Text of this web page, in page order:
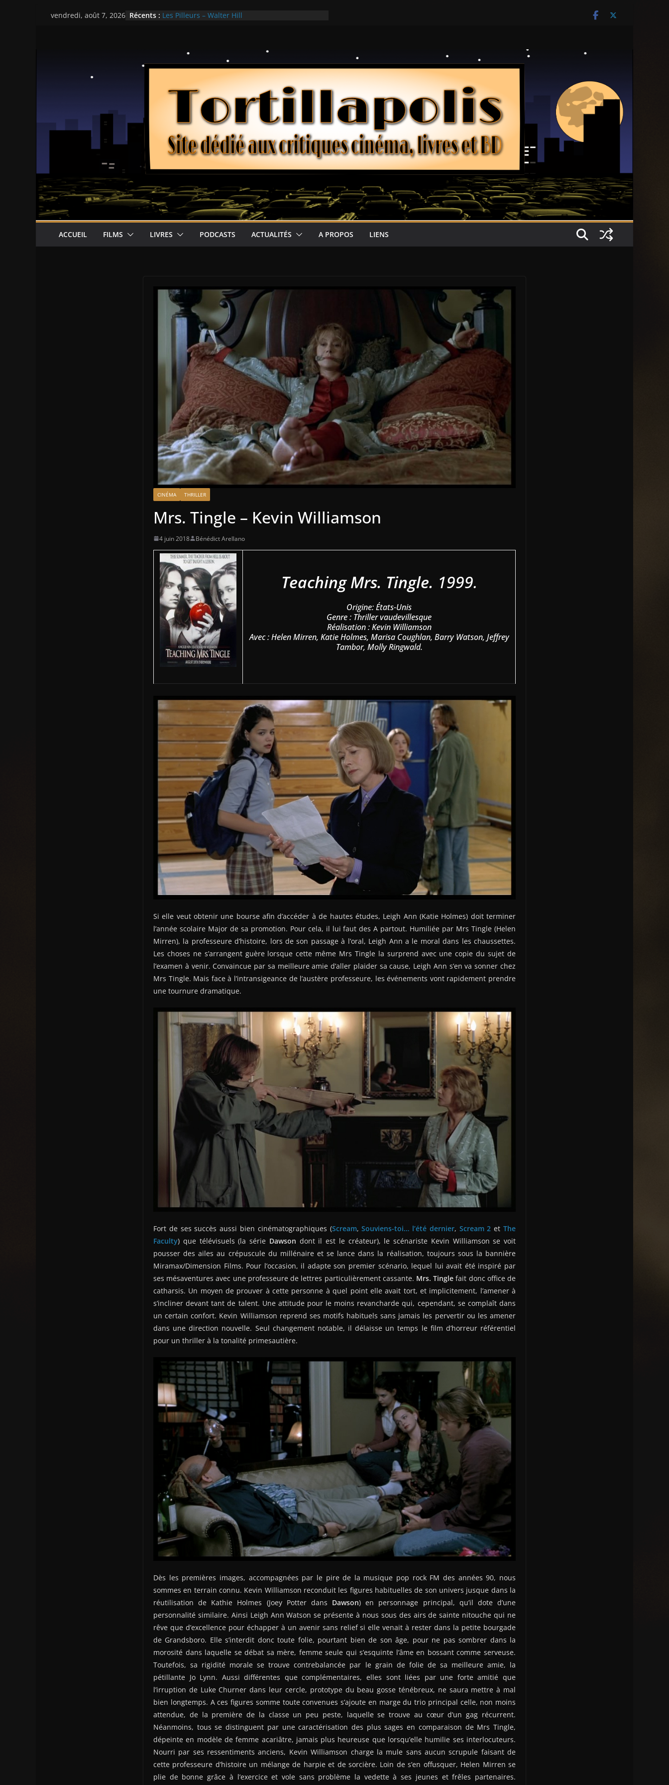
Passervendredi, août 7, 2026 Récents : Les Pilleurs – Walter Hill
Ça chauffe au lycée Ridgemont – Amy Heckerling
ACCUEIL FILMS LIVRES PODCASTS ACTUALITÉS A PROPOS LIENS
CINÉMA THRILLER
Mrs. Tingle – Kevin Williamson
4 juin 2018 Bénédict Arellano
Teaching Mrs. Tingle. 1999.
Origine: États-Unis
Genre : Thriller vaudevillesque
Réalisation : Kevin Williamson
Avec : Helen Mirren, Katie Holmes, Marisa Coughlan, Barry Watson, Jeffrey
Tambor, Molly Ringwald.
Si elle veut obtenir une bourse afin d’accéder à de hautes études, Leigh Ann (Katie Holmes) doit terminer
l’année scolaire Major de sa promotion. Pour cela, il lui faut des A partout. Humiliée par Mrs Tingle (Helen
Mirren), la professeure d’histoire, lors de son passage à l’oral, Leigh Ann a le moral dans les chaussettes.
Les choses ne s’arrangent guère lorsque cette même Mrs Tingle la surprend avec une copie du sujet de
l’examen à venir. Convaincue par sa meilleure amie d’aller plaider sa cause, Leigh Ann s’en va sonner chez
Mrs Tingle. Mais face à l’intransigeance de l’austère professeure, les événements vont rapidement prendre
une tournure dramatique.
Fort de ses succès aussi bien cinématographiques (Scream,Souviens-toi… l’été dernier, Scream 2 etThe
Faculty) que télévisuels (la série Dawson dont il est le créateur), le scénariste Kevin Williamson se voit
pousser des ailes au crépuscule du millénaire et se lance dans la réalisation, toujours sous la bannière
Miramax/Dimension Films. Pour l’occasion, il adapte son premier scénario, lequel lui avait été inspiré par
ses mésaventures avec une professeure de lettres particulièrement cassante. Mrs. Tingle fait donc office de
catharsis. Un moyen de prouver à cette personne à quel point elle avait tort, et implicitement, l’amener à
s’incliner devant tant de talent. Une attitude pour le moins revancharde qui, cependant, se complaît dans
un certain confort. Kevin Williamson reprend ses motifs habituels sans jamais les pervertir ou les amener
dans une direction nouvelle. Seul changement notable, il délaisse un temps le film d’horreur référentiel
pour un thriller à la tonalité primesautière.
Dès les premières images, accompagnées par le pire de la musique pop rock FM des années 90, nous
sommes en terrain connu. Kevin Williamson reconduit les figures habituelles de son univers jusque dans la
réutilisation de Kathie Holmes (Joey Potter dans Dawson) en personnage principal, qu’il dote d’une
personnalité similaire. Ainsi Leigh Ann Watson se présente à nous sous des airs de sainte nitouche qui ne
rêve que d’excellence pour échapper à un avenir sans relief si elle venait à rester dans la petite bourgade
de Grandsboro. Elle s’interdit donc toute folie, pourtant bien de son âge, pour ne pas sombrer dans la
morosité dans laquelle se débat sa mère, femme seule qui s’esquinte l’âme en bossant comme serveuse.
Toutefois, sa rigidité morale se trouve contrebalancée par le grain de folie de sa meilleure amie, la
pétillante Jo Lynn. Aussi différentes que complémentaires, elles sont liées par une forte amitié que
l’irruption de Luke Churner dans leur cercle, prototype du beau gosse ténébreux, ne saura mettre à mal
bien longtemps. A ces figures somme toute convenues s’ajoute en marge du trio principal celle, non moins
attendue, de la première de la classe un peu peste, laquelle se trouve au cœur d’un gag récurrent.
Néanmoins, tous se distinguent par une caractérisation des plus sages en comparaison de Mrs Tingle,
dépeinte en modèle de femme acariâtre, jamais plus heureuse que lorsqu’elle humilie ses interlocuteurs.
Nourri par ses ressentiments anciens, Kevin Williamson charge la mule sans aucun scrupule faisant de
cette professeure d’histoire un mélange de harpie et de sorcière. Loin de s’en offusquer, Helen Mirren se
plie de bonne grâce à l’exercice et vole sans problème la vedette à ses jeunes et frêles partenaires.